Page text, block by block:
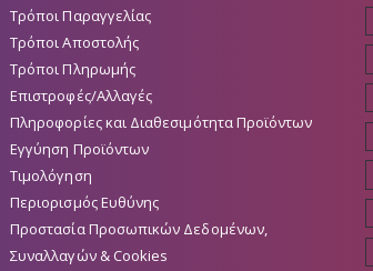
Τρόποι Παραγγελίας
Τρόποι Αποστολής
Τρόποι Πληρωμής
Επιστροφές/Αλλαγές
Πληροφορίες και Διαθεσιμότητα Προϊόντων
Εγγύηση Προϊόντων
Τιμολόγηση
Περιορισμός Ευθύνης
Προστασία Προσωπικών Δεδομένων,
Συναλλαγών & Cookies